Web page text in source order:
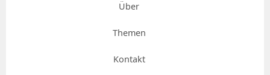
Über
Themen
Kontakt